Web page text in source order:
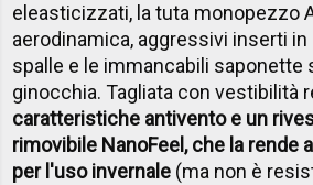
eleasticizzati, la tuta monopezzo
aerodinamica, aggressivi inserti
spalle e le immancabili saponette
ginocchia. Tagliata con vestibilità
caratteristiche antivento e un
rimovibile NanoFeel, che la rende
per l'uso invernale (ma non è